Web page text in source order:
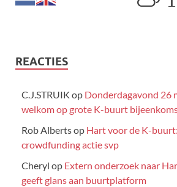
REACTIES
C.J.STRUIK op Donderdagavond 26
welkom op grote K-buurt
Rob Albertsop Hart voor de K-
crowdfunding actie svp
Cheryl op Extern onderzoek naar
geeft glans aan buurtplatform